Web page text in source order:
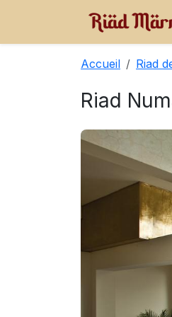
Accueil Riad
Riad